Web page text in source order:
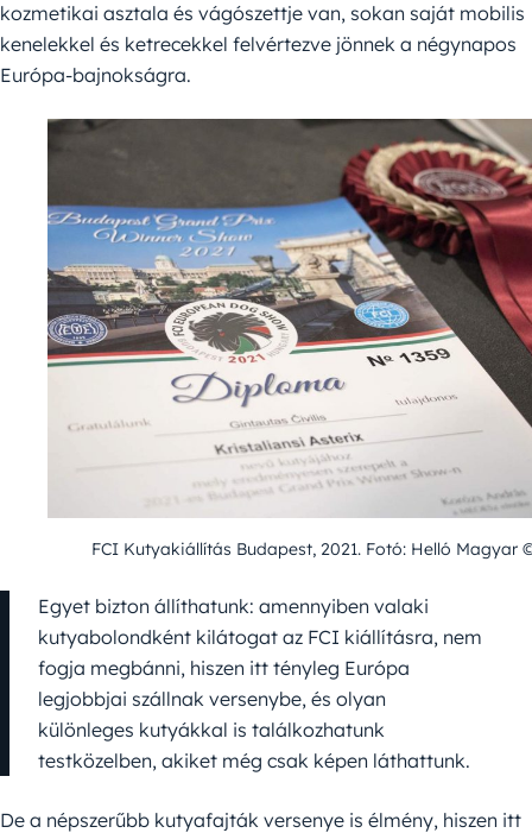
kozmetikai asztala és vágószettje van, sokan saját mobilis
kenelekkel és ketrecekkel felvértezve jönnek a négynapos
Európa-bajnokságra.
FCI Kutyakiállítás Budapest, 2021. Fotó: Helló Magyar
Egyet bizton állíthatunk: amennyiben valaki
kutyabolondként kilátogat az FCI kiállításra, nem
fogja megbánni, hiszen itt tényleg Európa
legjobbjai szállnak versenybe, és olyan
különleges kutyákkal is találkozhatunk
testközelben, akiket még csak képen láthattunk.
De a népszerűbb kutyafajták versenye is élmény, hiszen itt